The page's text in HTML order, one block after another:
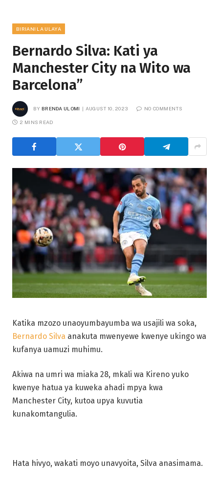
BIRIANI LA ULAYA
Bernardo Silva: Kati ya
Manchester City na Wito wa
Barcelona”
BY BRENDA ULOMI AUGUST 10, 2023 NO COMMENTS
2 MINS READ
Katika mzozo unaoyumbayumba wa usajili wa soka,
Bernardo Silva anakuta mwenyewe kwenye ukingo wa
kufanya uamuzi muhimu.
Akiwa na umri wa miaka 28, mkali wa Kireno yuko
kwenye hatua ya kuweka ahadi mpya kwa
Manchester City, kutoa upya kuvutia
kunakomtangulia.
Hata hivyo, wakati moyo unavyoita, Silva anasimama.